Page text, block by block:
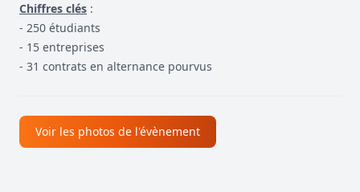
Chiffres clés :
- 250 étudiants
- 15 entreprises
- 31 contrats en alternance pourvus
Voir les photos de l'évènement